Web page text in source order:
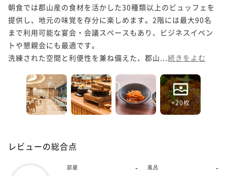
朝食では郡山産の食材を活かした30種類以上のビュッフェを
提供し、地元の味覚を存分に楽しめます。2階には最大90名
まで利用可能な宴会・会議スペースもあり、ビジネスイベン
トや懇親会にも最適です。
洗練された空間と利便性を兼ね備えた、郡山... 続きをよむ
+20枚
レビューの総合点
部屋 - 風呂 -